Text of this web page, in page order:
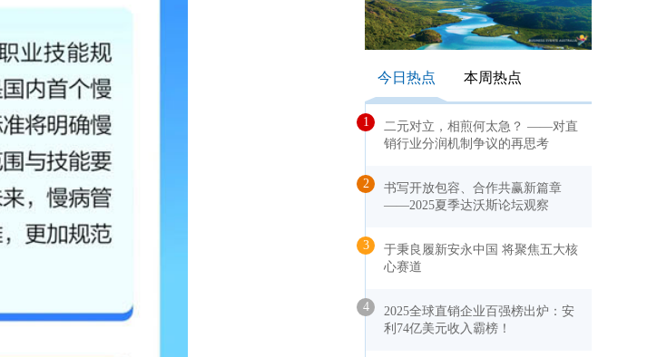
今日热点 本周热点
1
二元对立，相煎何太急？ ——对直
销行业分润机制争议的再思考
2
书写开放包容、合作共赢新篇章
——2025夏季达沃斯论坛观察
3
于秉良履新安永中国 将聚焦五大核
心赛道
4
2025全球直销企业百强榜出炉：安
利74亿美元收入霸榜！